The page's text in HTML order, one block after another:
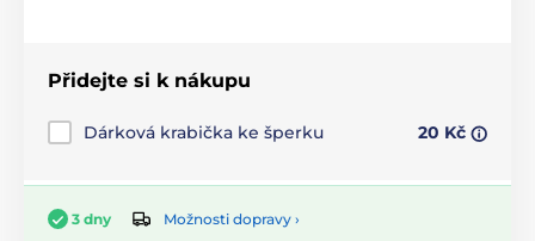
Přidejte si k nákupu
Dárková krabička ke šperku 20 Kč
3 dny
Možnosti dopravy ›